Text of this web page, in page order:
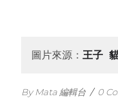
圖片來源： 王子
By Mata 編輯台 / 0